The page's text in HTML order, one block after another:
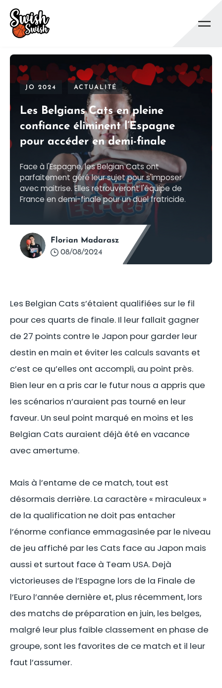
JO 2024 ACTUALITÉ
Les Belgians Cats en pleine
confiance éliminent l’Espagne
pour accéder en demi-finale
Face à l'Espagne, les Belgian Cats ont
parfaitement géré leur sujet pour s'imposer
avec maitrise. Elles retrouveront l'équipe de
France en demi-finale pour un duel fratricide.
08/08/2024
Florian Madarasz
Les Belgian Cats s’étaient qualifiées sur le fil
pour ces quarts de finale. Il leur fallait gagner
de 27 points contre le Japon pour garder leur
destin en main et éviter les calculs savants et
c’est ce qu’elles ont accompli, au point près.
Bien leur en a pris car le futur nous a appris que
les scénarios n’auraient pas tourné en leur
faveur. Un seul point marqué en moins et les
Belgian Cats auraient déjà été en vacance
avec amertume.
Mais à l’entame de ce match, tout est
désormais derrière. La caractère « miraculeux »
de la qualification ne doit pas entacher
l’énorme confiance emmagasinée par le niveau
de jeu affiché par les Cats face au Japon mais
aussi et surtout face à Team USA. Dejà
victorieuses de l’Espagne lors de la Finale de
l’Euro l’année dernière et, plus récemment, lors
des matchs de préparation en juin, les belges,
malgré leur plus faible classement en phase de
groupe, sont les favorites de ce match et il leur
faut l’assumer.